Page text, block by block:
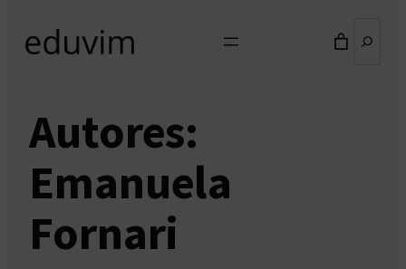
Autores:
Emanuela
Fornari